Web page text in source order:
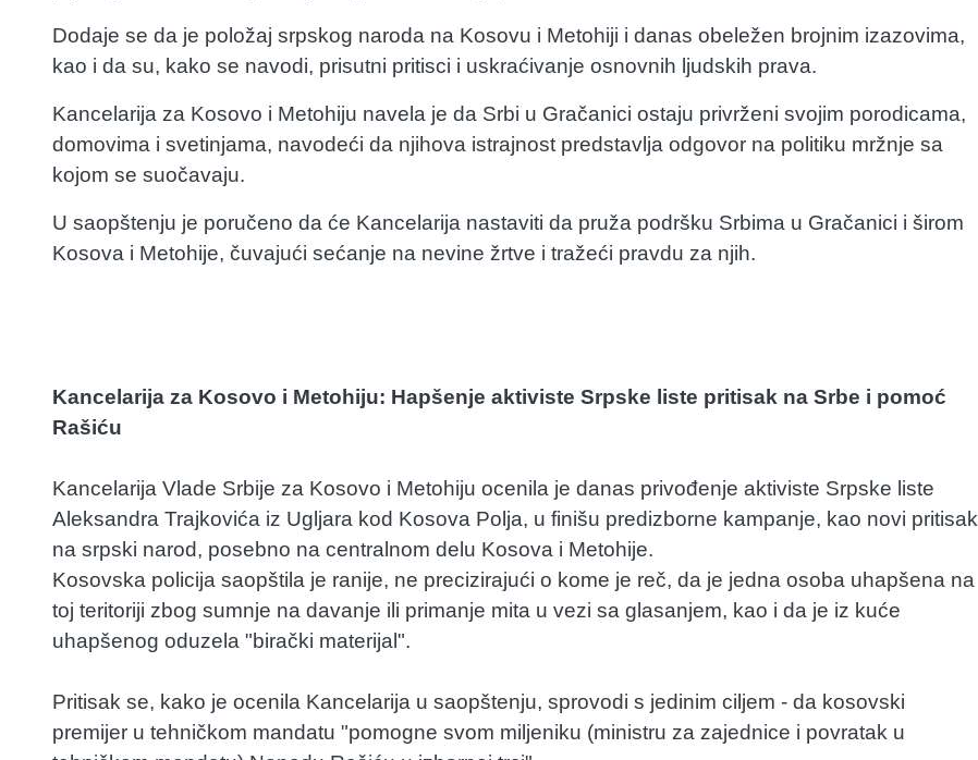
Dodaje se da je položaj srpskog naroda na Kosovu i Metohiji i danas obeležen brojnim izazovima,
kao i da su, kako se navodi, prisutni pritisci i uskraćivanje osnovnih ljudskih prava.
Kancelarija za Kosovo i Metohiju navela je da Srbi u Gračanici ostaju privrženi svojim porodicama,
domovima i svetinjama, navodeći da njihova istrajnost predstavlja odgovor na politiku mržnje sa
kojom se suočavaju.
U saopštenju je poručeno da će Kancelarija nastaviti da pruža podršku Srbima u Gračanici i širom
Kosova i Metohije, čuvajući sećanje na nevine žrtve i tražeći pravdu za njih.
Kancelarija za Kosovo i Metohiju: Hapšenje aktiviste Srpske liste pritisak na Srbe i pomoć
Rašiću
Kancelarija Vlade Srbije za Kosovo i Metohiju ocenila je danas privođenje aktiviste Srpske liste
Aleksandra Trajkovića iz Ugljara kod Kosova Polja, u finišu predizborne kampanje, kao novi pritisak
na srpski narod, posebno na centralnom delu Kosova i Metohije.
Kosovska policija saopštila je ranije, ne precizirajući o kome je reč, da je jedna osoba uhapšena na
toj teritoriji zbog sumnje na davanje ili primanje mita u vezi sa glasanjem, kao i da je iz kuće
uhapšenog oduzela "birački materijal".
Pritisak se, kako je ocenila Kancelarija u saopštenju, sprovodi s jedinim ciljem - da kosovski
premijer u tehničkom mandatu "pomogne svom miljeniku (ministru za zajednice i povratak u